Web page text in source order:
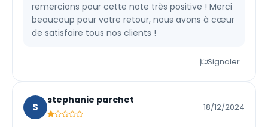
remercions pour cette note très positive ! Merci
beaucoup pour votre retour, nous avons à cœur
de satisfaire tous nos clients !
Signaler
S
stephanie parchet
18/12/2024